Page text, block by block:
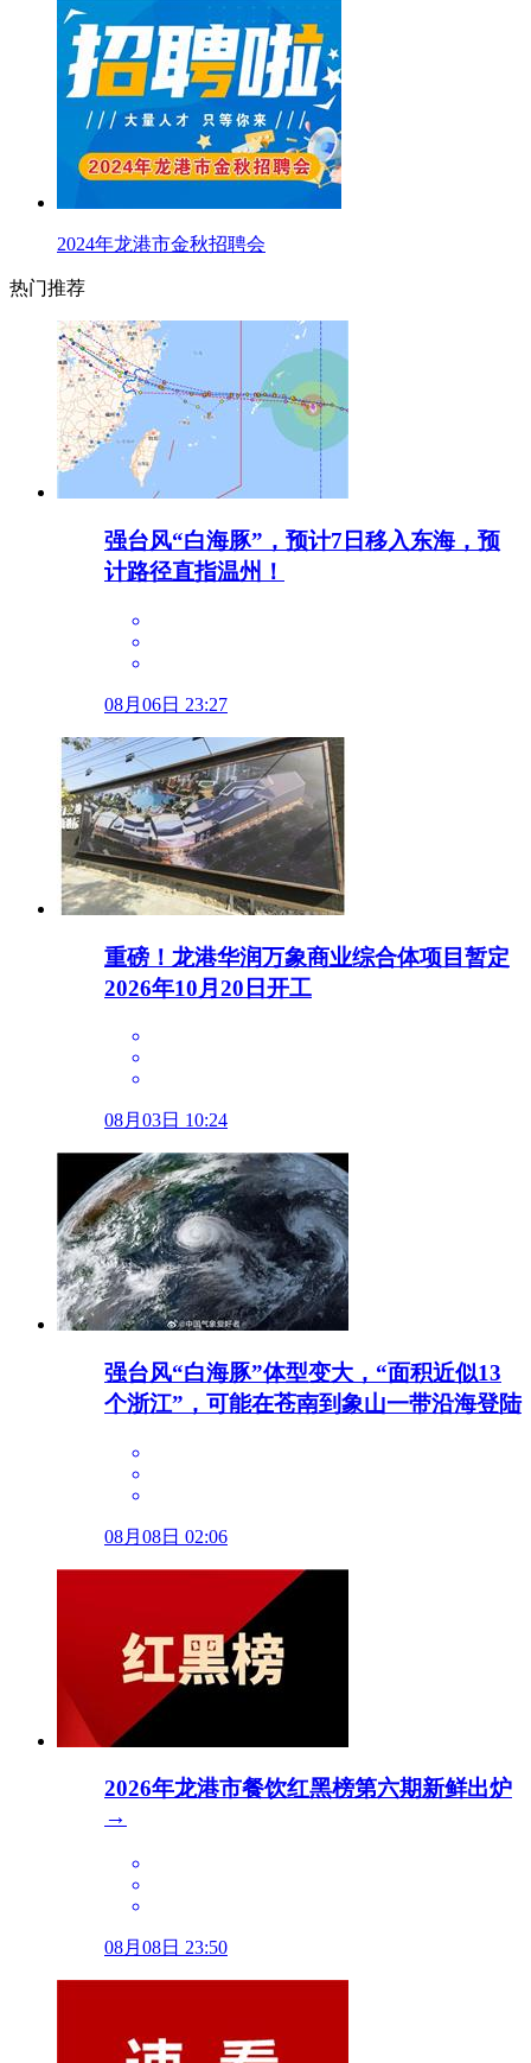
2024年龙港市金秋招聘会
热门推荐
强台风“白海豚”，预计7日移入东海，预
计路径直指温州！
08月06日 23:27
重磅！龙港华润万象商业综合体项目暂定
2026年10月20日开工
08月03日 10:24
强台风“白海豚”体型变大，“面积近似13
个浙江”，可能在苍南到象山一带沿海登陆
08月08日 02:06
2026年龙港市餐饮红黑榜第六期新鲜出炉
→
08月08日 23:50